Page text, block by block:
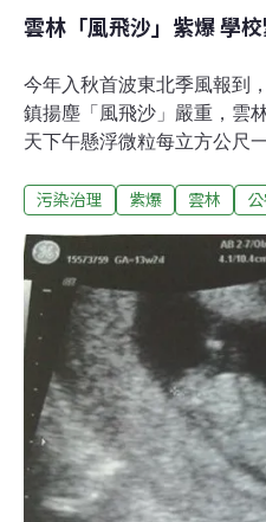
雲林「風飛沙」紫爆 學
今年入秋首波東北季風報到
鎮揚塵「風飛沙」嚴重，雲
天下午懸浮微粒每立方公尺
提前作為，相關單位嚴重失
揚塵讓學校周遭一片霧濛濛
級，且隨著風勢有逐漸增強
戶外活動已取消，教室門窗
加強濁水溪沿岸及道路揚塵
沿岸10家砂石場，中水局集
噸增加至40萬噸等，希望將
國表示，環保署上周已發出
鋪設稻草席、平鋪防塵網、
行，現在才緊急啟動水線噴
車灑水，根本是嚴重失職。
污染治理 紫爆 雲林